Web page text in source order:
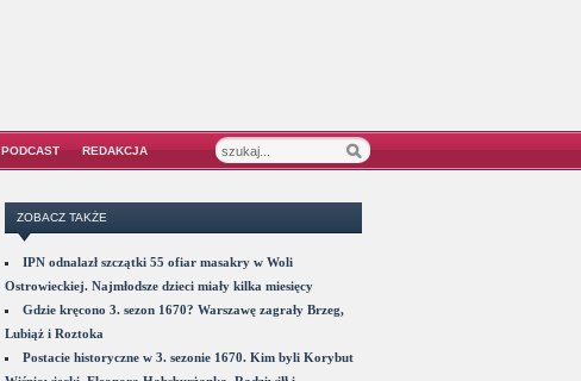
PODCAST REDAKCJA
ZOBACZ TAKŻE
IPN odnalazł szczątki 55 ofiar masakry w Woli
Ostrowieckiej. Najmłodsze dzieci miały kilka miesięcy
Gdzie kręcono 3. sezon 1670? Warszawę zagrały Brzeg,
Lubiąż i Roztoka
Postacie historyczne w 3. sezonie 1670. Kim byli Korybut